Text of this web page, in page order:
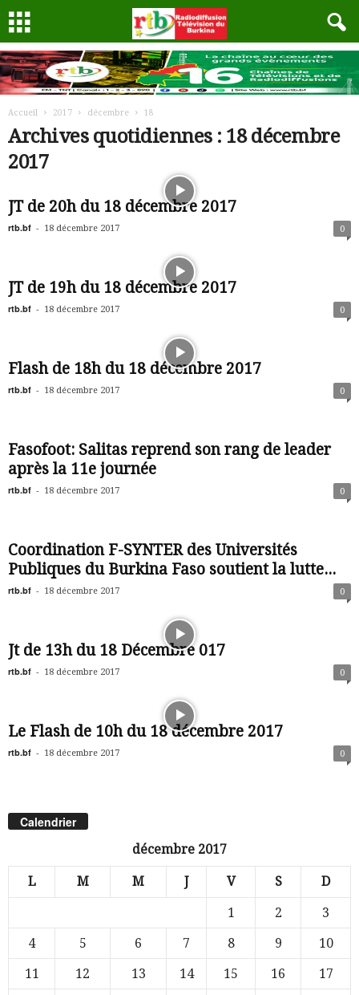
Accueil 2017 décembre 18
Archives quotidiennes : 18 décembre
2017
JT de 20h du 18 décembre 2017
rtb.bf - 18 décembre 2017 0
JT de 19h du 18 décembre 2017
rtb.bf - 18 décembre 2017 0
Flash de 18h du 18 décembre 2017
rtb.bf - 18 décembre 2017 0
Fasofoot: Salitas reprend son rang de leader
après la 11e journée
rtb.bf - 18 décembre 2017 0
Coordination F-SYNTER des Universités
Publiques du Burkina Faso soutient la lutte...
rtb.bf - 18 décembre 2017 0
Jt de 13h du 18 Décembre 017
rtb.bf - 18 décembre 2017 0
Le Flash de 10h du 18 décembre 2017
rtb.bf - 18 décembre 2017 0
Calendrier
décembre 2017
L M M J V S D
1 2
3
4
5 6 7 8 9
10
11
12 13 14 15 16
17